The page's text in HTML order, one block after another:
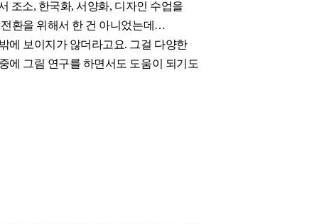
조소, 한국화, 서양화, 디자인 수업을
환을 위해서 한 건 아니었는데…
에 보이지가 않더라고요. 그걸 다양한
에 그림 연구를 하면서도 도움이 되기도